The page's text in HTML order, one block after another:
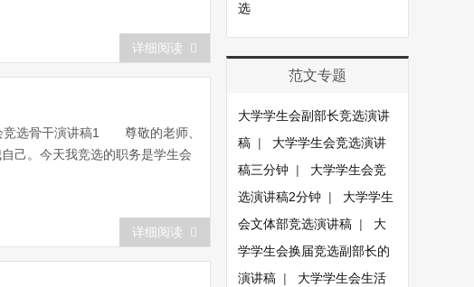
详细阅读
竞选骨干演讲稿1 尊敬的老师、
。今天我竞选的职务是学生会
详细阅读
选
范文专题
大学学生会副部长竞选演讲
稿 | 大学学生会竞选演讲
稿三分钟 | 大学学生会竞
选演讲稿2分钟 | 大学学生
会文体部竞选演讲稿 | 大
学学生会换届竞选副部长的
演讲稿 | 大学学生会生活